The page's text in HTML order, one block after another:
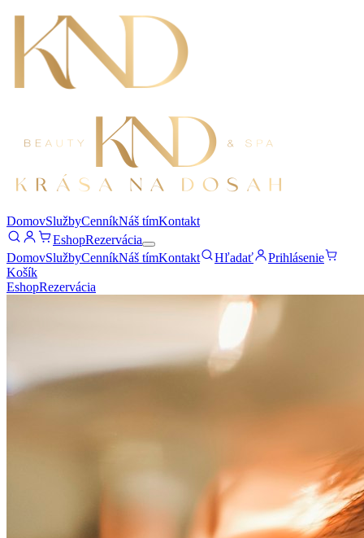
DomovSlužbyCenníkNáš tímKontakt
EshopRezervácia
DomovSlužbyCenníkNáš tímKontakt Hľadať
Prihlásenie
Košík
EshopRezervácia